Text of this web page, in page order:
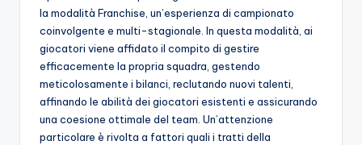
la modalità Franchise, un’esperienza di campionato
coinvolgente e multi-stagionale. In questa modalità, ai
giocatori viene affidato il compito di gestire
efficacemente la propria squadra, gestendo
meticolosamente i bilanci, reclutando nuovi talenti,
affinando le abilità dei giocatori esistenti e assicurando
una coesione ottimale del team. Un’attenzione
particolare è rivolta a fattori quali i tratti della